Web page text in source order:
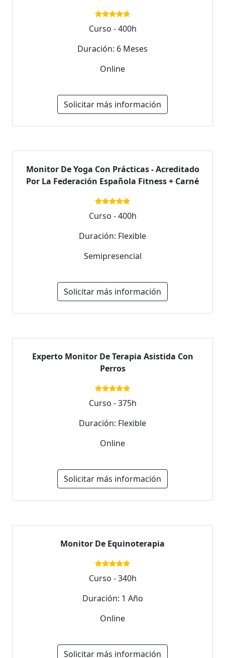
Curso - 400h
Duración: 6 Meses
Online
Solicitar más información
Monitor De Yoga Con Prácticas - Acreditado
Por La Federación Española Fitness + Carné
Curso - 400h
Duración: Flexible
Semipresencial
Solicitar más información
Experto Monitor De Terapia Asistida Con
Perros
Curso - 375h
Duración: Flexible
Online
Solicitar más información
Monitor De Equinoterapia
Curso - 340h
Duración: 1 Año
Online
Solicitar más información